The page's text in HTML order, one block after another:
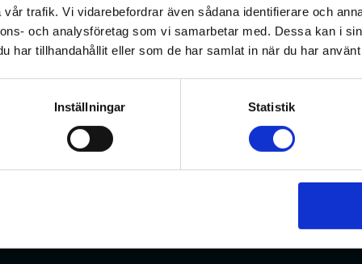
trafik. Vi vidarebefordrar även sådana identifierare och
och analysföretag som vi samarbetar med. Dessa kan i
har tillhandahållit eller som de har samlat in när du har
Inställningar Statistik
skickats ut till kliniska farmaceuter och skickas nu
deltar i expediering av läkemedel. Syftet med enkäten
om nyttan med NLL. En sammanställning av
här